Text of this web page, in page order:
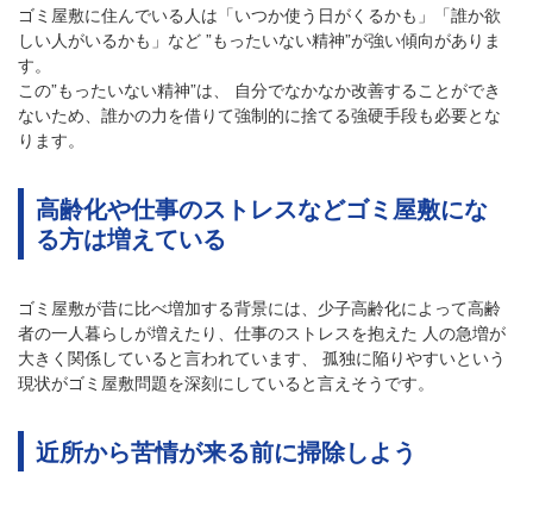
ゴミ屋敷に住んでいる人は「いつか使う日がくるかも」「誰か欲
しい人がいるかも」など ”もったいない精神”が強い傾向がありま
す。
この”もったいない精神”は、 自分でなかなか改善することができ
ないため、誰かの力を借りて強制的に捨てる強硬手段も必要とな
ります。
高齢化や仕事のストレスなどゴミ屋敷にな
る方は増えている
ゴミ屋敷が昔に比べ増加する背景には、少子高齢化によって高齢
者の一人暮らしが増えたり、仕事のストレスを抱えた 人の急増が
大きく関係していると言われています、 孤独に陥りやすいという
現状がゴミ屋敷問題を深刻にしていると言えそうです。
近所から苦情が来る前に掃除しよう